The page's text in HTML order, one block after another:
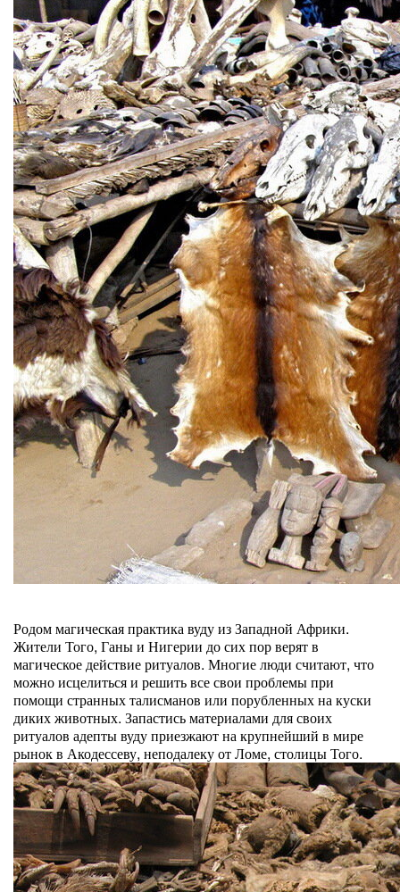
Родом магическая практика вуду из Западной Африки.
Жители Того, Ганы и Нигерии до сих пор верят в
магическое действие ритуалов. Многие люди считают, что
можно исцелиться и решить все свои проблемы при
помощи странных талисманов или порубленных на куски
диких животных. Запастись материалами для своих
ритуалов адепты вуду приезжают на крупнейший в мире
рынок в Акодессеву, неподалеку от Ломе, столицы Того.